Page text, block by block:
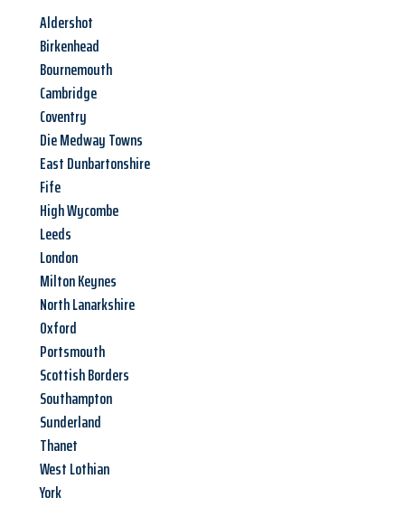
Aldershot
Birkenhead
Bournemouth
Cambridge
Coventry
Die Medway Towns
East Dunbartonshire
Fife
High Wycombe
Leeds
London
Milton Keynes
North Lanarkshire
Oxford
Portsmouth
Scottish Borders
Southampton
Sunderland
Thanet
West Lothian
York